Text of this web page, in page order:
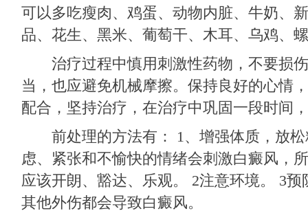
可以多吃瘦肉、鸡蛋、动物内脏、牛奶、
品、花生、黑米、葡萄干、木耳、乌鸡、
治疗过程中慎用刺激性药物，不要损伤
当，也应避免机械摩擦。保持良好的心情
配合，坚持治疗，在治疗中巩固一段时间
前处理的方法有： 1、增强体质，放松
虑、紧张和不愉快的情绪会刺激白癜风，
应该开朗、豁达、乐观。 2注意环境。 3
其他外伤都会导致白癜风。